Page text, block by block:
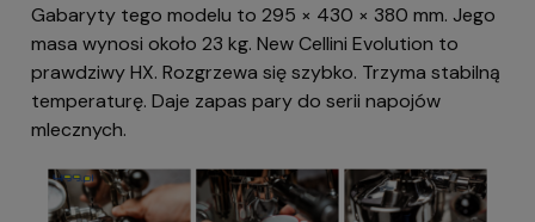
Gabaryty tego modelu to 295 × 430 × 380 mm. Jego
masa wynosi około 23 kg. New Cellini Evolution to
prawdziwy HX. Rozgrzewa się szybko. Trzyma stabilną
temperaturę. Daje zapas pary do serii napojów
mlecznych.